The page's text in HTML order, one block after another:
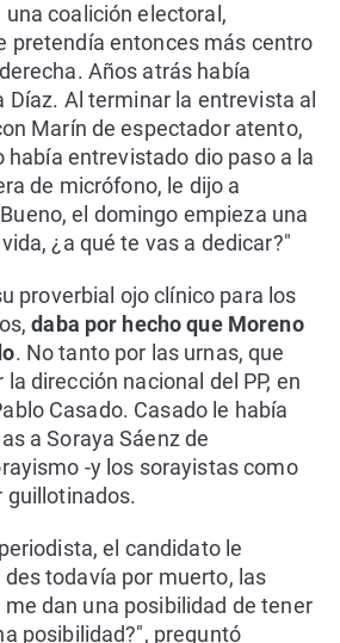
coalición electoral,
pretendía entonces más centro
Años atrás había
Díaz. Al terminar la entrevista al
Marín de espectador atento,
había entrevistado dio paso a la
de micrófono, le dijo a
el domingo empieza una
¿a qué te vas a dedicar?"
proverbial ojo clínico para los
daba por hecho que Moreno
. No tanto por las urnas, que
dirección nacional del PP, en
Casado. Casado le había
a Soraya Sáenz de
-y los sorayistas como
guillotinados.
el candidato le
todavía por muerto, las
dan una posibilidad de tener
posibilidad?", preguntó